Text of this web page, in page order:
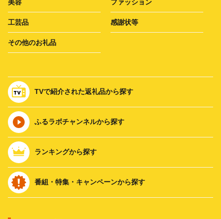
美容 ファッション
工芸品 感謝状等
その他のお礼品
TVで紹介された返礼品から探す
ふるラボチャンネルから探す
ランキングから探す
番組・特集・キャンペーンから探す